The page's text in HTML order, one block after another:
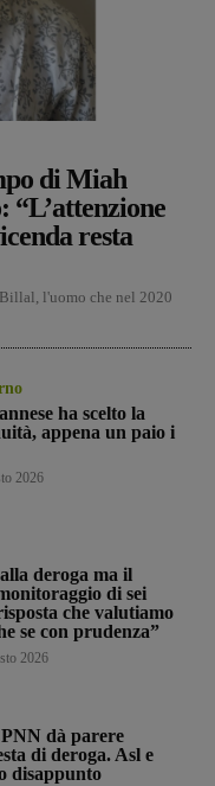
di Miah
resta
l'uomo che nel 2020
ha scelto la
appena un paio i
2026
deroga ma il
di sei
che valutiamo
se con prudenza”
2026
dà parere
di deroga. Asl e
disappunto